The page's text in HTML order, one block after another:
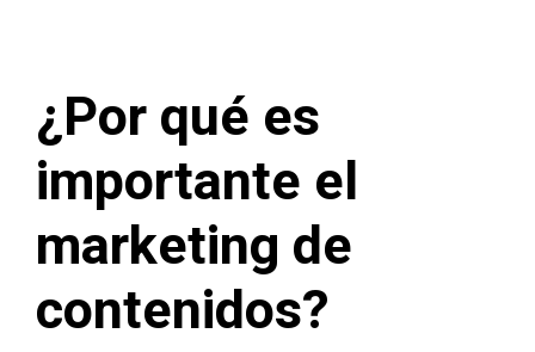
¿Por qué es
importante el
marketing de
contenidos?